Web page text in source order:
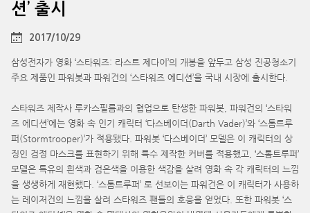
션’ 출시
2017/10/29
삼성전자가 영화 ‘스타워즈: 라스트 제다이’의 개봉을 앞두고 삼성 진공청소기
주요 제품인 파워봇과 파워건의 ‘스타워즈 에디션’을 국내 시장에 출시한다.
스타워즈 제작사 루카스필름과의 협업으로 탄생한 파워봇, 파워건의 ‘스타워
즈 에디션’에는 영화 속 인기 캐릭터 ‘다스베이더(Darth Vader)’와 ‘스톰트루
퍼(Stormtrooper)’가 적용됐다. 파워봇 ‘다스베이더’ 모델은 이 캐릭터의 상
징인 검정 마스크를 표현하기 위해 특수 제작한 커버를 적용했고, ‘스톰트루퍼’
모델은 특유의 흰색과 검은색을 이용한 색감을 살려 영화 속 각 캐릭터의 느낌
을 생생하게 재현했다. ‘스톰트루퍼’ 로 선보이는 파워건은 이 캐릭터가 사용하
는 레이저건의 느낌을 살려 스타워즈 팬들의 호응을 얻었다. 또한 파워봇 ‘스